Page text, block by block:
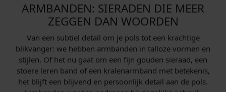
ARMBANDEN: SIERADEN DIE MEER
ZEGGEN DAN WOORDEN
Van een subtiel detail om je pols tot een krachtige
blikvanger: we hebben armbanden in talloze vormen en
stijlen. Of het nu gaat om een fijn gouden sieraad, een
stoere leren band of een kralenarmband met betekenis,
het blijft een blijvend en persoonlijk detail aan de pols.